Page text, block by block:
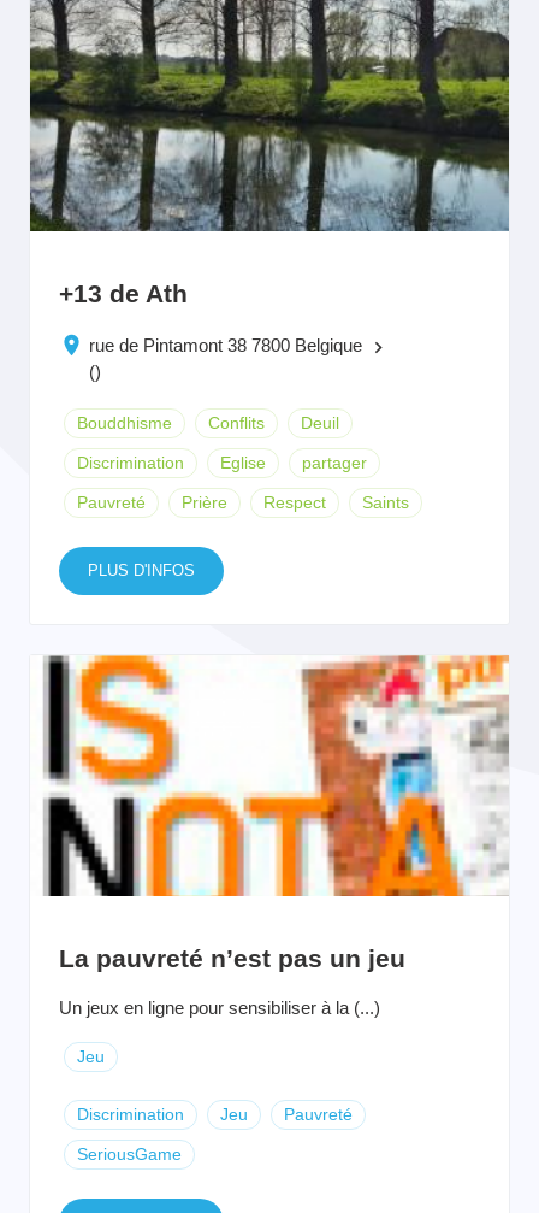
+13 de Ath
rue de Pintamont 38 7800 Belgique keyboard_arrow_right
()
Bouddhisme Conflits Deuil
Discrimination Eglise partager
Pauvreté Prière Respect Saints
PLUS D'INFOS
La pauvreté n’est pas un jeu
Un jeux en ligne pour sensibiliser à la (...)
Jeu
Discrimination Jeu Pauvreté
SeriousGame